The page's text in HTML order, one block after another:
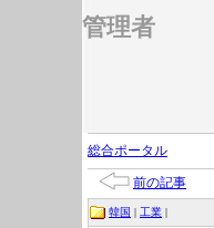
管理者
総合ポータル
前の記事
韓国 | 工業 |